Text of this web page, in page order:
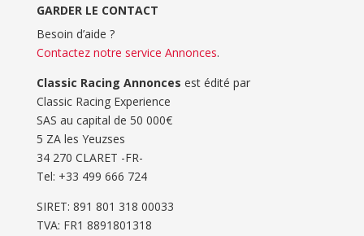
GARDER LE CONTACT
Besoin d’aide ?
Contactez notre service Annonces.
Classic Racing Annonces est édité par
Classic Racing Experience
SAS au capital de 50 000€
5 ZA les Yeuzses
34 270 CLARET -FR-
Tel: ‭+33 499 666 724‬
SIRET: 891 801 318 00033
TVA: FR1 8891801318